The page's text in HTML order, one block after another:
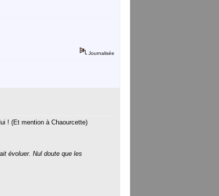
Journalisée
! (Et mention à Chaourcette)
évoluer. Nul doute que les